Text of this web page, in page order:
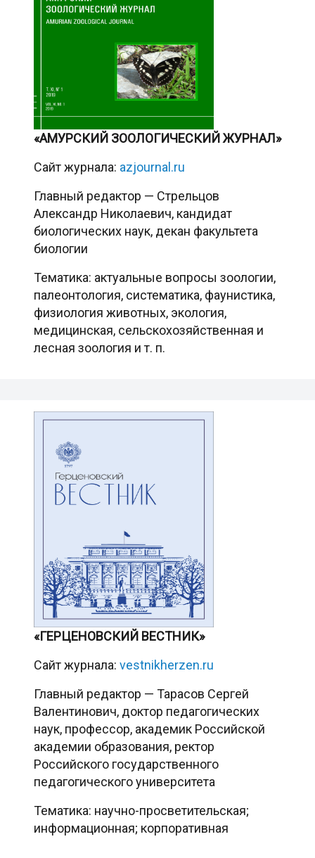
«АМУРСКИЙ ЗООЛОГИЧЕСКИЙ ЖУРНАЛ»
Сайт журнала: azjournal.ru
Главный редактор — Стрельцов
Александр Николаевич, кандидат
биологических наук, декан факультета
биологии
Тематика: актуальные вопросы зоологии,
палеонтология, систематика, фаунистика,
физиология животных, экология,
медицинская, сельскохозяйственная и
лесная зоология и т. п.
«ГЕРЦЕНОВСКИЙ ВЕСТНИК»
Сайт журнала: vestnikherzen.ru
Главный редактор — Тарасов Сергей
Валентинович, доктор педагогических
наук, профессор, академик Российской
академии образования, ректор
Российского государственного
педагогического университета
Тематика: научно-просветительская;
информационная; корпоративная